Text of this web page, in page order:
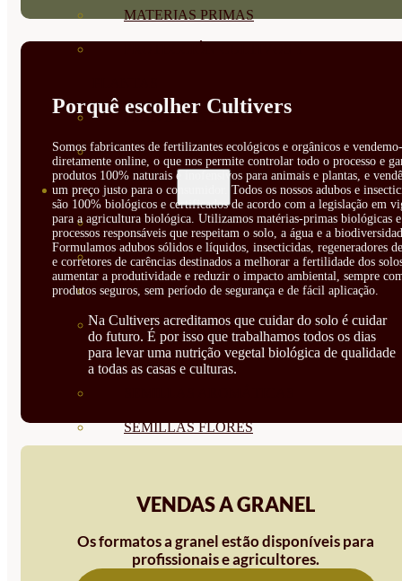
MATERIAS PRIMAS
PLANTAS INTERIOR
GROWPUNCH
SEMILLAS
VER TODAS
BIODINÁMICAS DEMETER
HORTALIZA FRUTO
SEMILLAS HORTALIZA DE
HOJA
SEMILLAS FLORES
COMESTIBLES
SEMILLAS BRASICAS
Porquê escolher Cultivers
Somos fabricantes de fertilizantes ecológicos e orgânicos e
diretamente online, o que nos permite controlar todo o processo e
produtos 100% naturais e inofensivos para animais e plantas, e
um preço justo para o consumidor. Todos os nossos adubos e
são 100% biológicos e certificados de acordo com a legislação em
para a agricultura biológica. Utilizamos matérias-primas biológicas e
processos responsáveis que respeitam o solo, a água e a
Formulamos adubos sólidos e líquidos, insecticidas, regeneradores
e corretores de carências destinados a melhorar a fertilidade dos
aumentar a produtividade e reduzir o impacto ambiental, sempre
produtos seguros, sem período de segurança e de fácil aplicação.
Na Cultivers acreditamos que cuidar do solo é cuidar
do futuro. É por isso que trabalhamos todos os dias
para levar uma nutrição vegetal biológica de qualidade
a todas as casas e culturas.
VENDAS A GRANEL
Os formatos a granel estão disponíveis para
profissionais e agricultores.